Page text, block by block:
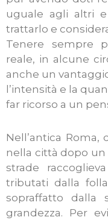
uguale agli altri
trattarlo e
Tenere sempre
reale, in alcune
anche un
l’intensità e la
far ricorso a un
Nell’antica
nella città dopo
strade
tributati dalla
sopraffatto dalla
grandezza. Per